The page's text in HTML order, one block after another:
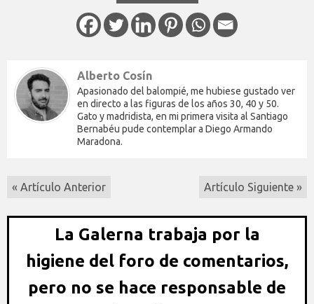
Alberto Cosín
Apasionado del balompié, me hubiese gustado ver
en directo a las figuras de los años 30, 40 y 50.
Gato y madridista, en mi primera visita al Santiago
Bernabéu pude contemplar a Diego Armando
Maradona.
« Artículo Anterior Artículo Siguiente »
La Galerna trabaja por la
higiene del foro de comentarios,
pero no se hace responsable de